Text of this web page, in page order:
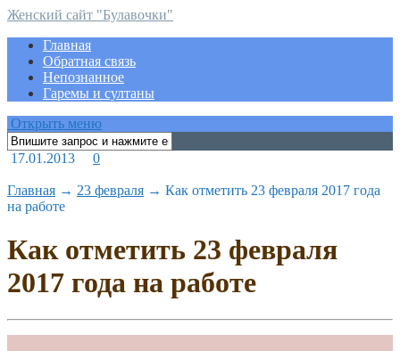
Женский сайт "Булавочки"
Главная
Обратная связь
Непознанное
Гаремы и султаны
Открыть меню
17.01.2013 0
Главная → 23 февраля → Как отметить 23 февраля 2017 года
на работе
Как отметить 23 февраля
2017 года на работе